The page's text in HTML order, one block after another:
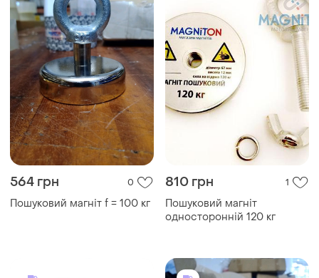
564 грн 0
Пошуковий магніт f = 100 кг
810 грн 1
Пошуковий магніт
односторонній 120 кг